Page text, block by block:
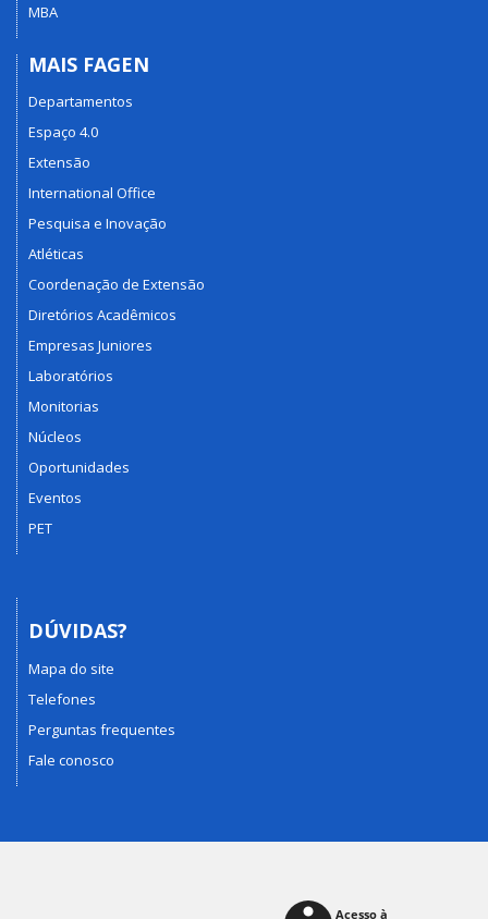
MBA
MAIS FAGEN
Departamentos
Espaço 4.0
Extensão
International Office
Pesquisa e Inovação
Atléticas
Coordenação de Extensão
Diretórios Acadêmicos
Empresas Juniores
Laboratórios
Monitorias
Núcleos
Oportunidades
Eventos
PET
DÚVIDAS?
Mapa do site
Telefones
Perguntas frequentes
Fale conosco